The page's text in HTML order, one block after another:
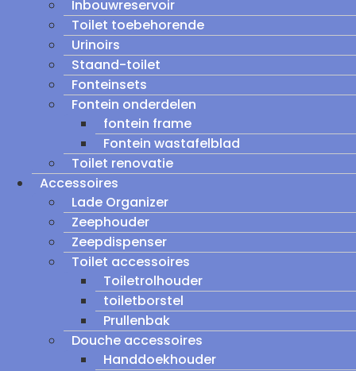
Inbouwreservoir
Toilet toebehorende
Urinoirs
Staand-toilet
Fonteinsets
Fontein onderdelen
fontein frame
Fontein wastafelblad
Toilet renovatie
Accessoires
Lade Organizer
Zeephouder
Zeepdispenser
Toilet accessoires
Toiletrolhouder
toiletborstel
Prullenbak
Douche accessoires
Handdoekhouder